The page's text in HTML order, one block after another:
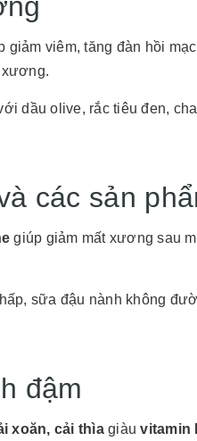
giảm viêm, tăng đàn hồi
xương.
dầu olive, rắc tiêu đen,
các sản
giúp giảm mất xương sau
sữa đậu nành không
đậm
xoăn, cải thìagiàuvitamin